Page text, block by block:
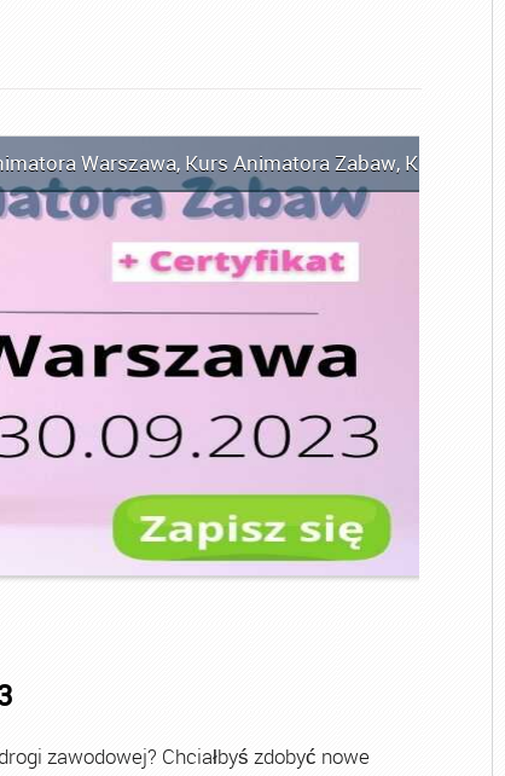
Warszawa, Kurs Animatora Zabaw, Kurs
zawodowej? Chciałbyś zdobyć nowe